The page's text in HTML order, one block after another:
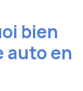
bien
auto en